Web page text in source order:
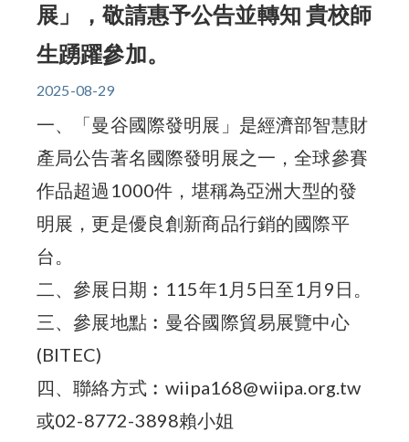
展」，敬請惠予公告並轉知 貴校師
生踴躍參加。
2025-08-29
一、「曼谷國際發明展」是經濟部智慧財
產局公告著名國際發明展之一，全球參賽
作品超過1000件，堪稱為亞洲大型的發
明展，更是優良創新商品行銷的國際平
台。
二、參展日期︰115年1月5日至1月9日。
三、參展地點︰曼谷國際貿易展覽中心
(BITEC)
四、聯絡方式︰wiipa168@wiipa.org.tw
或02-8772-3898賴小姐